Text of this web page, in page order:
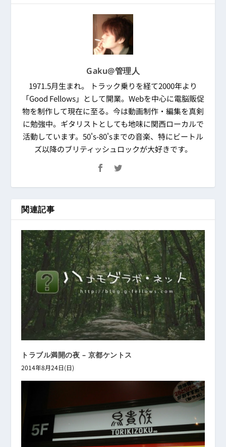
Gaku@管理人
1971.5月生まれ。 トラック乗りを経て2000年より
「Good Fellows」として開業。Webを中心に電脳販促
物を制作して現在に至る。今は動画制作・編集を真剣
に勉強中。ギタリストとしても地味に関西ローカルで
活動しています。50's-80'sまでの音楽、特にビートル
ズ以降のブリティッシュロックが大好きです。
関連記事
トラブル満開の夜 – 京都ケントス
2014年8月24日(日)